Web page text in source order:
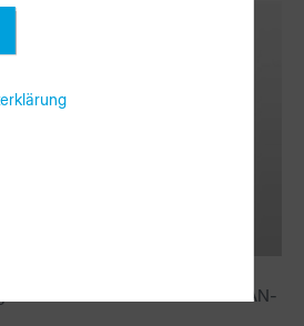
weißer Kometenschweif = LAN-